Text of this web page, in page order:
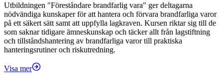
Utbildningen "Föreståndare brandfarlig vara" ger deltagarna
nödvändiga kunskaper för att hantera och förvara brandfarliga varor
på ett säkert sätt samt att uppfylla lagkraven. Kursen riktar sig till de
som saknar tidigare ämneskunskap och täcker allt från lagstiftning
och tillståndshantering av brandfarliga varor till praktiska
hanteringsrutiner och riskutredning.
Visa mer